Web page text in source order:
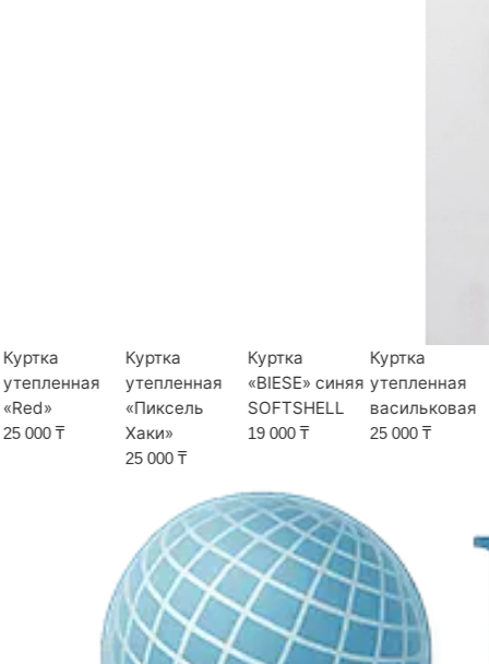
Куртка
утепленная
«Red»
25 000 ₸
Куртка
утепленная
«Пиксель
Хаки»
25 000 ₸
Куртка
«BIESE» синяя
SOFTSHELL
19 000 ₸
Куртка
утепленная
васильковая
25 000 ₸